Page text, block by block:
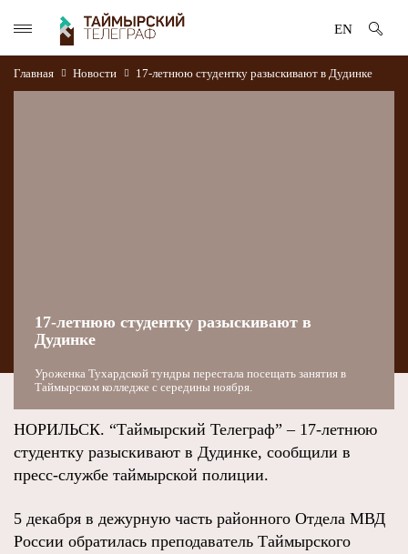
EN
Главная Новости 17-летнюю студентку разыскивают в Дудинке
17-летнюю студентку разыскивают в
Дудинке
Уроженка Тухардской тундры перестала посещать занятия в
Таймырском колледже с середины ноября.
НОРИЛЬСК. “Таймырский Телеграф” – 17-летнюю
студентку разыскивают в Дудинке, сообщили в
пресс-службе таймырской полиции.
5 декабря в дежурную часть районного Отдела МВД
России обратилась преподаватель Таймырского